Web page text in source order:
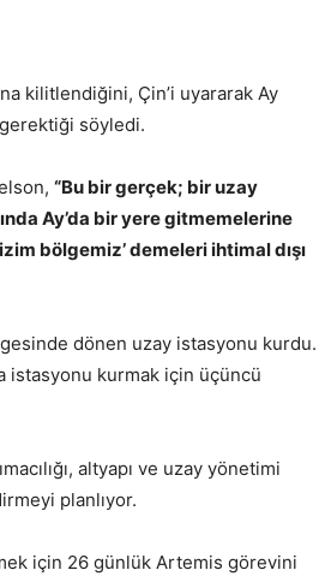
kilitlendiğini, Çin’i uyararak Ay
gerektiği söyledi.
“Bu bir gerçek; bir uzay
Ay’da bir yere gitmemelerine
bölgemiz’ demeleri ihtimal dışı
dönen uzay istasyonu kurdu.
istasyonu kurmak için üçüncü
altyapı ve uzay yönetimi
planlıyor.
için 26 günlük Artemis görevini